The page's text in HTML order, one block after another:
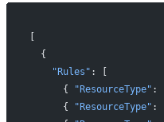
[
  {
    "Rules"
: [
      {
"ResourceType" :
      {
"ResourceType" :